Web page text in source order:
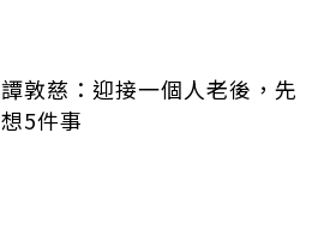
譚敦慈：迎接一個人老後，先
想5件事